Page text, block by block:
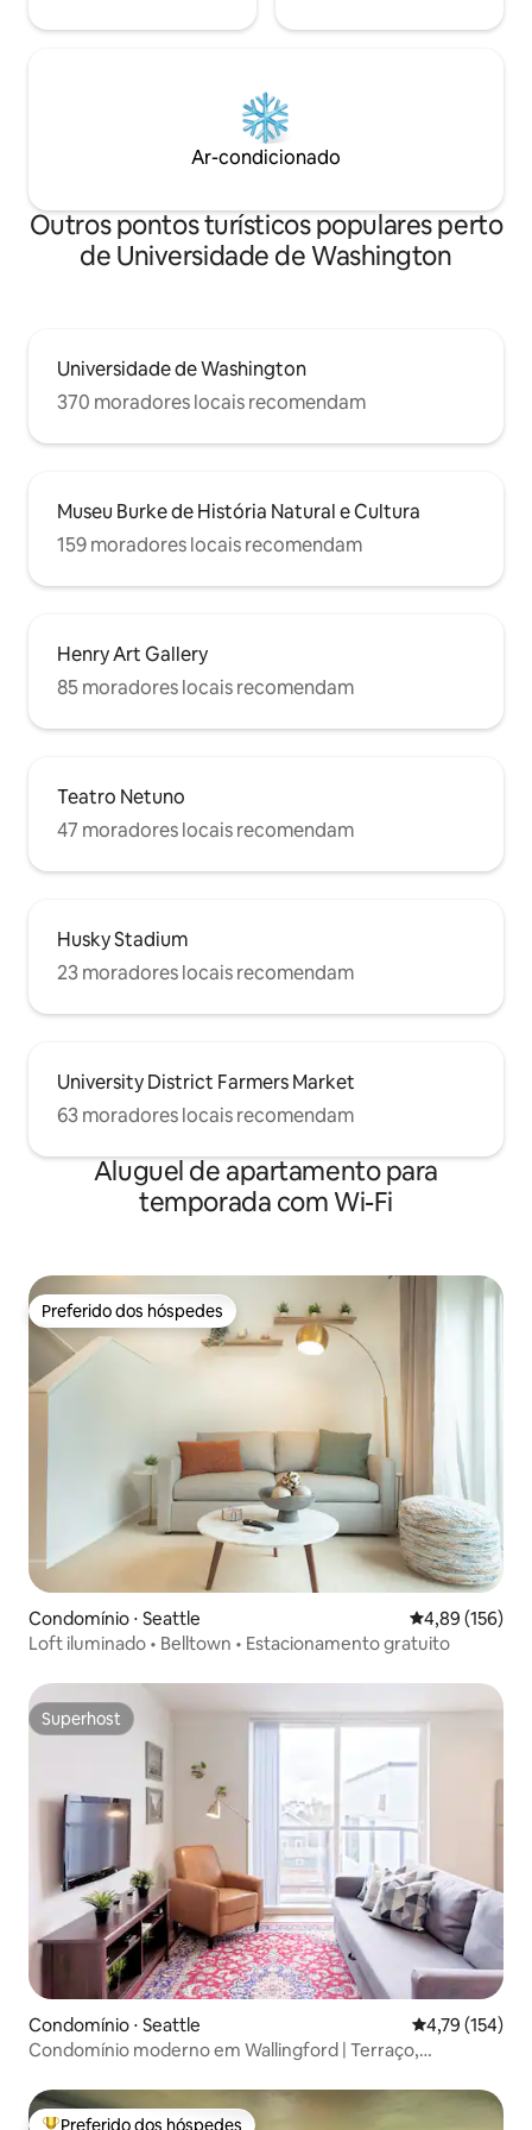
Ar-condicionado
Outros pontos turísticos populares perto
de Universidade de Washington
Universidade de Washington
370 moradores locais recomendam
Museu Burke de História Natural e Cultura
159 moradores locais recomendam
Henry Art Gallery
85 moradores locais recomendam
Teatro Netuno
47 moradores locais recomendam
Husky Stadium
23 moradores locais recomendam
University District Farmers Market
63 moradores locais recomendam
Aluguel de apartamento para
temporada com Wi-Fi
Preferido dos hóspedes
Preferido dos hóspedes
Condomínio ⋅ Seattle 4,89 de uma
4,89 (156)
Loft iluminado • Belltown • Estacionamento gratuito
Superhost
Superhost
Condomínio ⋅ Seattle 4,79 de uma
4,79 (154)
Condomínio moderno em Wallingford | Terraço,